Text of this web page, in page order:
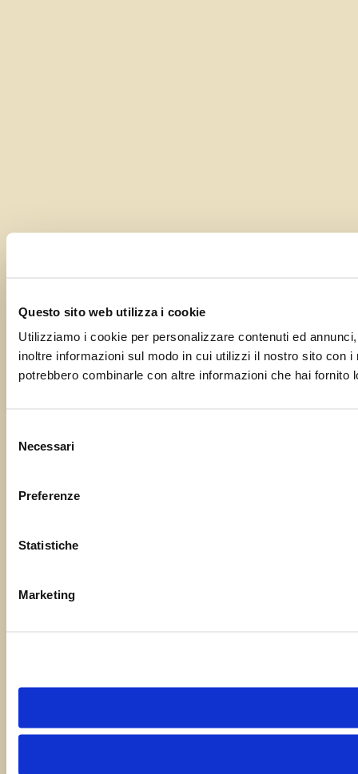
Questo sito web utilizza i cookie
Utilizziamo i cookie per personalizzare contenuti ed
inoltre informazioni sul modo in cui utilizzi il nostro sito con
potrebbero combinarle con altre informazioni che hai
delNecessari
Preferenze
Statistiche
Marketing